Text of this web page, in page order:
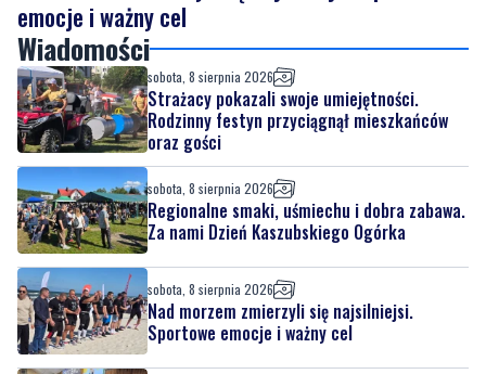
Nad morzem zmierzyli się najsilniejsi. Sportowe
emocje i ważny cel
Wiadomości
sobota, 8 sierpnia 2026
Strażacy pokazali swoje umiejętności.
Rodzinny festyn przyciągnął mieszkańców
oraz gości
sobota, 8 sierpnia 2026
Regionalne smaki, uśmiechu i dobra zabawa.
Za nami Dzień Kaszubskiego Ogórka
sobota, 8 sierpnia 2026